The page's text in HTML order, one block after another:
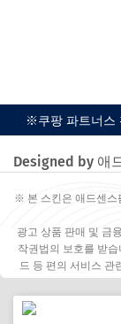
※쿠팡 파트너스
Designed by 애
※ 본 스킨은 애드센스
광고 상품 판매 및 금
작권법의 보호를 받습
드 등 편의 서비스 관